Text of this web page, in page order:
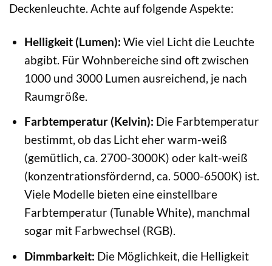
Deckenleuchte. Achte auf folgende Aspekte:
Helligkeit (Lumen): Wie viel Licht die Leuchte
abgibt. Für Wohnbereiche sind oft zwischen
1000 und 3000 Lumen ausreichend, je nach
Raumgröße.
Farbtemperatur (Kelvin): Die Farbtemperatur
bestimmt, ob das Licht eher warm-weiß
(gemütlich, ca. 2700-3000K) oder kalt-weiß
(konzentrationsfördernd, ca. 5000-6500K) ist.
Viele Modelle bieten eine einstellbare
Farbtemperatur (Tunable White), manchmal
sogar mit Farbwechsel (RGB).
Dimmbarkeit: Die Möglichkeit, die Helligkeit